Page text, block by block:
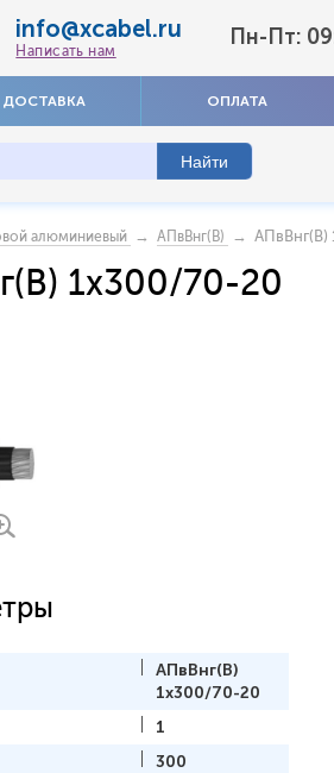
info@xcabel.ru
Написать нам
Пн-Пт:
ДОСТАВКА ОПЛАТА
алюминиевый → АПвВнг(B) → АПвВнг(В)
1x300/70-20
АПвВнг(В)
1x300/70-20
1
300